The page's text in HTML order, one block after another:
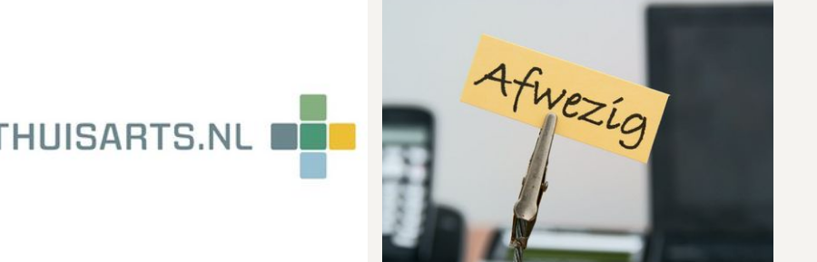
Hier kunt u veel informatie vinden over
Er staat op beschreven wat u zelf kunt
Afwezigheid artsen
Vakantieplanning
Lees het nieuwsbericht